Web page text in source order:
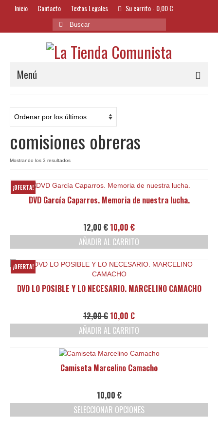
Inicio Contacto Textos Legales Su carrito- 0,00€
Buscar
por:
Menú
Bazar
Textil y Accesorios
Bordados
Banderas
Libros
comisiones obreras
Mostrando los 3 resultadosOrdenado
últimos
¡OFERTA!
DVD García Caparros. Memoria de nuestra lucha.
12,00€ El
precio
original
12,00 €.
10,00 €El
precio
actual
10,00 €.
AÑADIR AL CARRITO
¡OFERTA!
DVD LO POSIBLE Y LO NECESARIO. MARCELINO CAMACHO
12,00€ El
precio
original
12,00 €.
10,00 €El
precio
actual
10,00 €.
AÑADIR AL CARRITO
Camiseta Marcelino Camacho
10,00 €
SELECCIONAR OPCIONES